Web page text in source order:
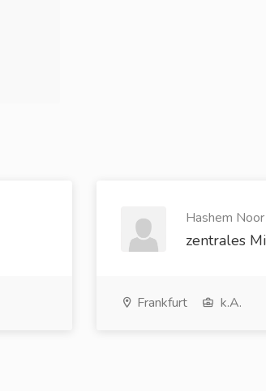
Hashem
zentrales
Frankfurt k.A.